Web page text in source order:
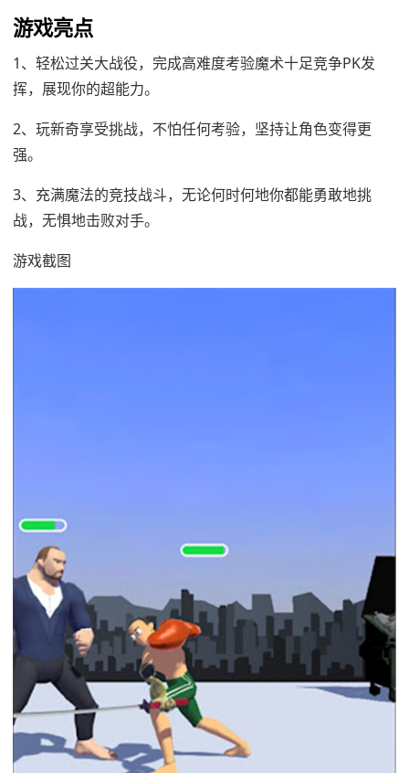
游戏亮点
1、轻松过关大战役，完成高难度考验魔术十足竞争PK发
挥，展现你的超能力。
2、玩新奇享受挑战，不怕任何考验，坚持让角色变得更
强。
3、充满魔法的竞技战斗，无论何时何地你都能勇敢地挑
战，无惧地击败对手。
游戏截图